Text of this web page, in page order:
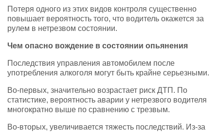
Потеря одного из этих видов контроля существенно
повышает вероятность того, что водитель окажется за
рулем в нетрезвом состоянии.
Чем опасно вождение в состоянии опьянения
Последствия управления автомобилем после
употребления алкоголя могут быть крайне серьезными.
Во-первых, значительно возрастает риск ДТП. По
статистике, вероятность аварии у нетрезвого водителя
многократно выше по сравнению с трезвым.
Во-вторых, увеличивается тяжесть последствий. Из-за